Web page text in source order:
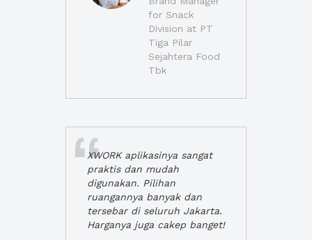
for Snack
Division at PT
Tiga Pilar
Sejahtera Food
Tbk
XWORK aplikasinya sangat
praktis dan mudah
digunakan. Pilihan
ruangannya banyak dan
tersebar di seluruh Jakarta.
Harganya juga cakep banget!